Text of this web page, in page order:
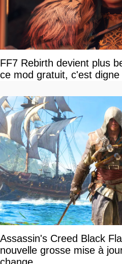
FF7 Rebirth devient plus
ce mod gratuit, c'est
Assassin's Creed Black
nouvelle grosse mise à